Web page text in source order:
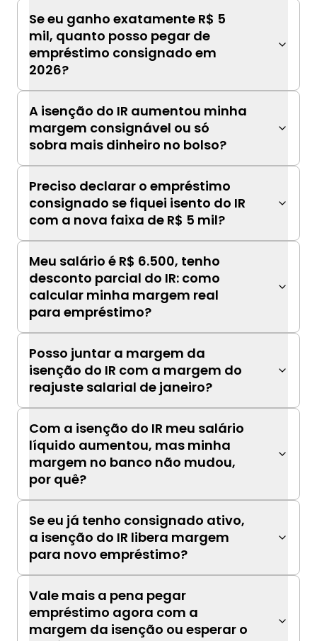
Se eu ganho exatamente R$ 5
mil, quanto posso pegar de
empréstimo consignado em
2026?
A isenção do IR aumentou minha
margem consignável ou só
sobra mais dinheiro no bolso?
Preciso declarar o empréstimo
consignado se fiquei isento do IR
com a nova faixa de R$ 5 mil?
Meu salário é R$ 6.500, tenho
desconto parcial do IR: como
calcular minha margem real
para empréstimo?
Posso juntar a margem da
isenção do IR com a margem do
reajuste salarial de janeiro?
Com a isenção do IR meu salário
líquido aumentou, mas minha
margem no banco não mudou,
por quê?
Se eu já tenho consignado ativo,
a isenção do IR libera margem
para novo empréstimo?
Vale mais a pena pegar
empréstimo agora com a
margem da isenção ou esperar o